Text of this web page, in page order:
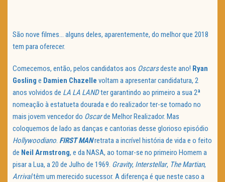
São nove filmes… alguns deles, aparentemente, do melhor que 2018
tem para oferecer.
Comecemos, então, pelos candidatos aos Oscarsdeste ano! Ryan
Gosling e Damien Chazelle voltam a apresentar candidatura, 2
anos volvidos de LA LA LANDter garantindo ao primeiro a sua 2ª
nomeação à estatueta dourada e do realizador ter-se tornado no
mais jovem vencedor do Oscarde Melhor Realizador. Mas
coloquemos de lado as danças e cantorias desse glorioso episódio
Hollywoodiano. FIRST MANretrata a incrível história de vida e o feito
de Neil Armstrong, e da NASA, ao tornar-se no primeiro Homem a
pisar a Lua, a 20 de Julho de 1969. Gravity, Interstellar, The Martian,
Arrivaltêm um merecido sucessor. A diferença é que neste caso a